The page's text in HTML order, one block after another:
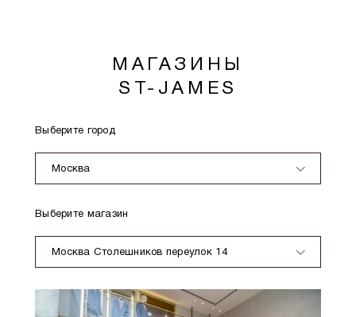
МАГАЗИНЫ
ST-JAMES
Выберите город
Москва
Выберите магазин
Москва Столешников переулок 14